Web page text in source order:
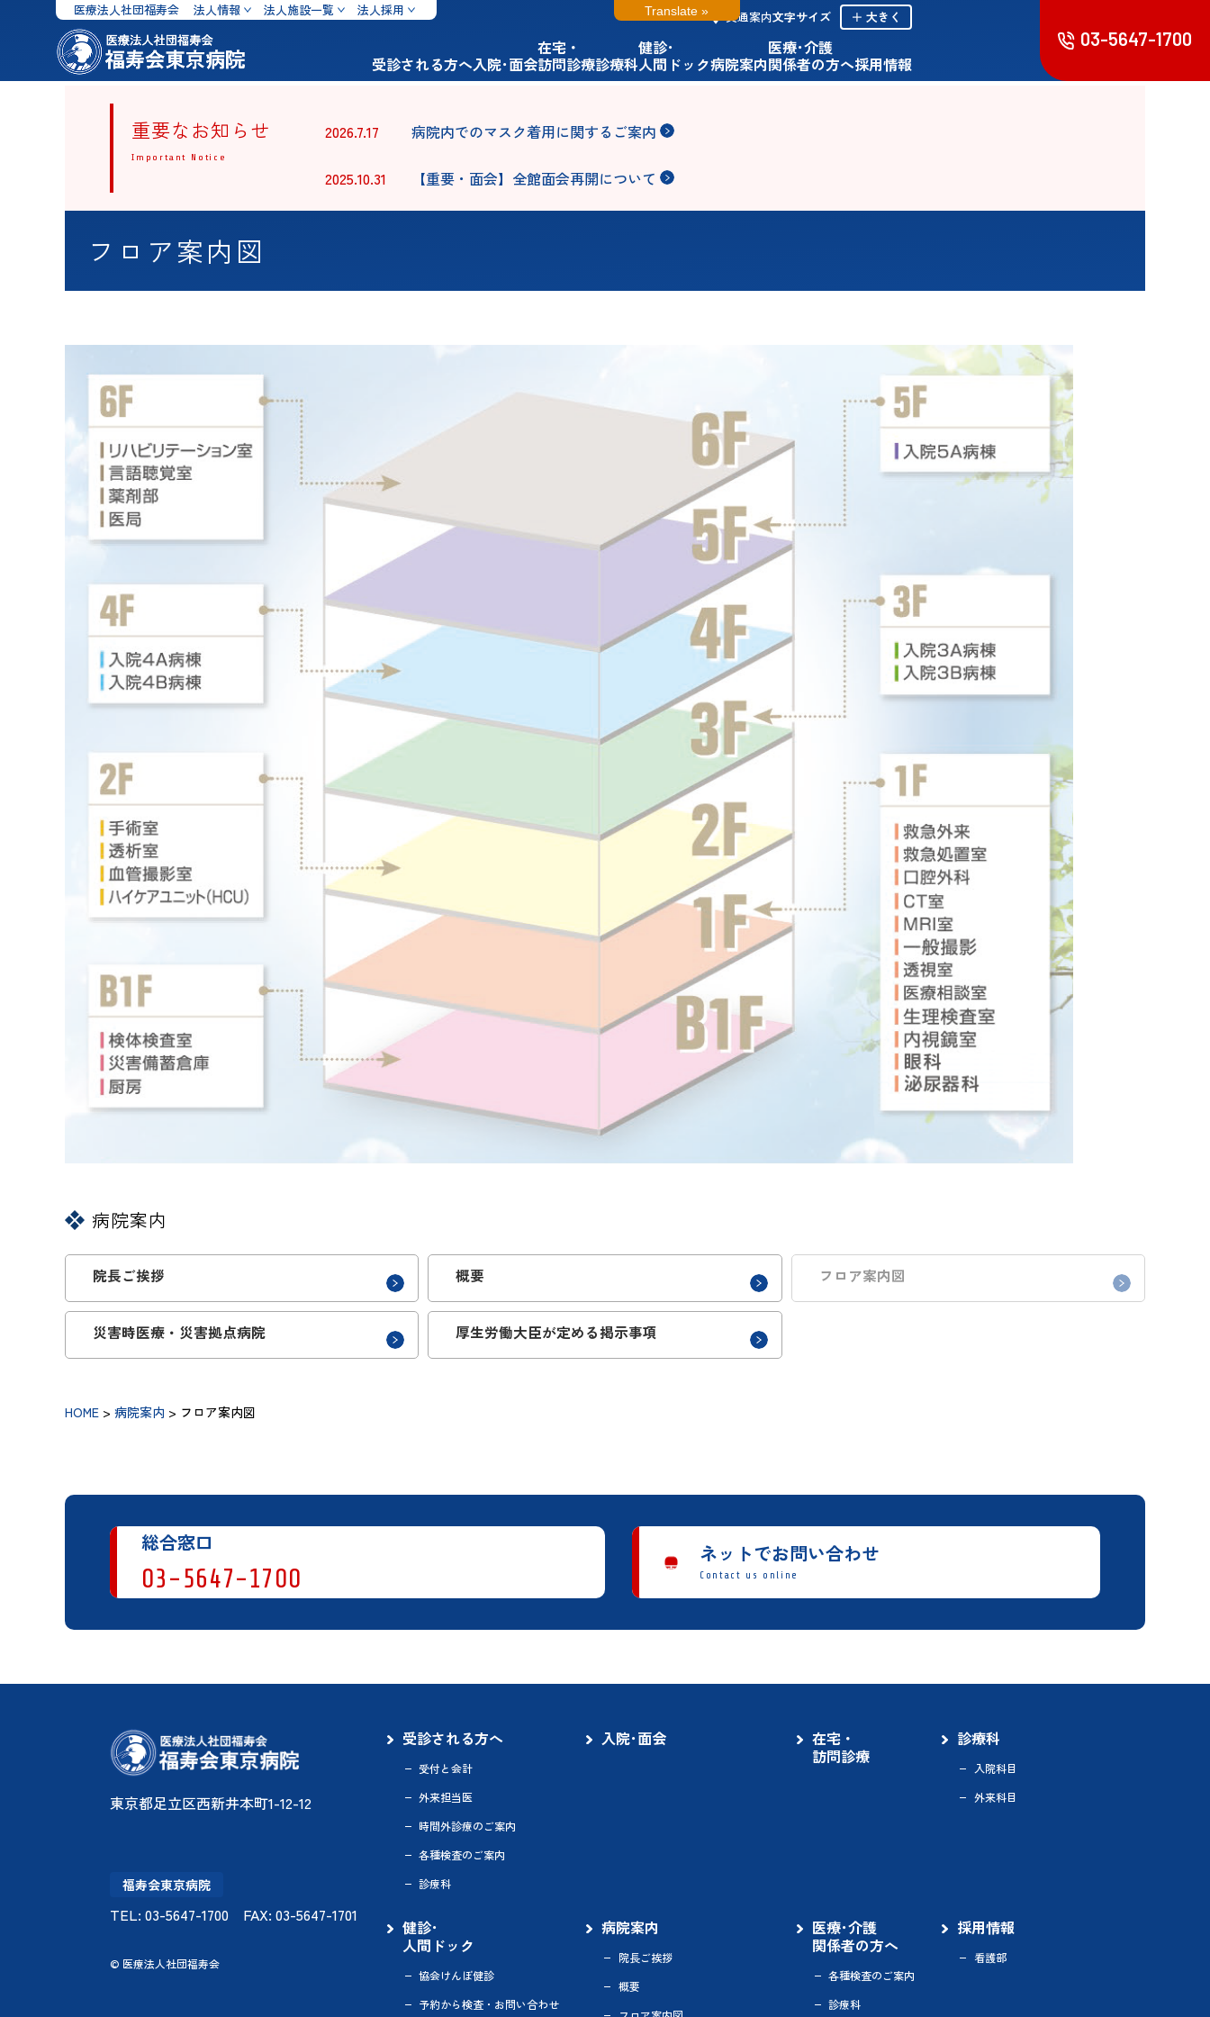
受診される方へ入院･面会
在宅・
訪問診療診療科
泌尿器科
消化器外科
脳神経外科
脊椎外科
麻酔科
救急科
ジストニア・手の震え専門外来
口腔外科
血液浄化透析室
健診･
人間ドック病院案内
医療･介護
関係者の方へ採用情報
交通案内文字サイズ ＋ 大きく
医療法人社団福寿会 法人情報 法人施設一覧 法人採用
03-5647-1700
重要なお知らせ
Important Notice
2026.7.17 病院内でのマスク着用に関するご案内
2025.10.31 【重要・面会】全館面会再開について
フロア案内図
病院案内
院長ご挨拶 概要 フロア案内図
災害時医療・災害拠点病院 厚生労働大臣が定める掲示事項
HOME > 病院案内 > フロア案内図
総合窓口
03-5647-1700
ネットでお問い合わせ
Contact us online
東京都足立区西新井本町1-12-12
福寿会東京病院
TEL: 03-5647-1700 FAX: 03-5647-1701
© 医療法人社団福寿会
受診される方へ
受付と会計
外来担当医
時間外診療のご案内
各種検査のご案内
診療科
入院･面会
在宅・
訪問診療
診療科
入院科目
外来科目
健診･
人間ドック
協会けんぽ健診
予約から検査・お問い合わせ
病院案内
院長ご挨拶
概要
医療･介護
関係者の方へ
各種検査のご案内
診療科
採用情報
看護部
Translate »